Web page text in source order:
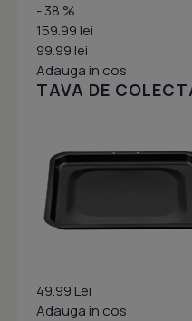
- 38 %
159.99 lei
99.99 lei
Adauga in cos
TAVA DE
49.99 Lei
Adauga in cos